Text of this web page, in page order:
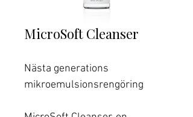
MicroSoft Cleanser
Nästa generations
mikroemulsionsrengöring